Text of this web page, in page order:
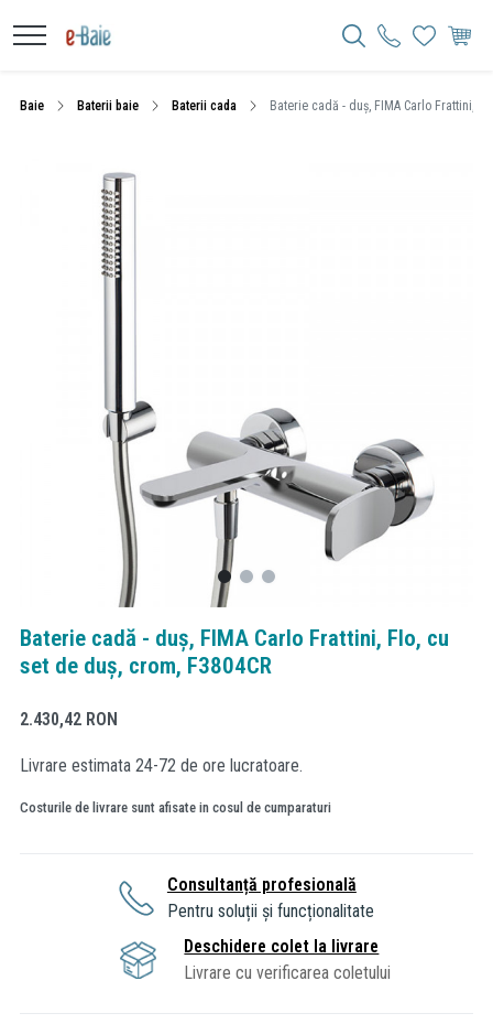
Baie Baterii baie Baterii cada Baterie cadă - duș, FIMA Carlo Frattini,
Baterie cadă - duș, FIMA Carlo Frattini, Flo, cu
set de duș, crom, F3804CR
2.430,42 RON
Livrare estimata 24-72 de ore lucratoare.
Costurile de livrare sunt afisate in cosul de cumparaturi
Consultanță profesională
Pentru soluții și funcționalitate
Deschidere colet la livrare
Livrare cu verificarea coletului